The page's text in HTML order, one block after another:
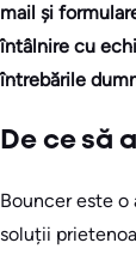
mail și
întâlnire cu
întrebările
De ce să
Bouncer este o
soluții